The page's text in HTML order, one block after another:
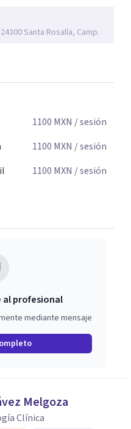
directa para darte
firme de tu proceso
Santa Rosalía, Camp.
1100 MXN / sesión
1100 MXN / sesión
1100 MXN / sesión
al profesional
mediante mensaje
Melgoza
Clínica